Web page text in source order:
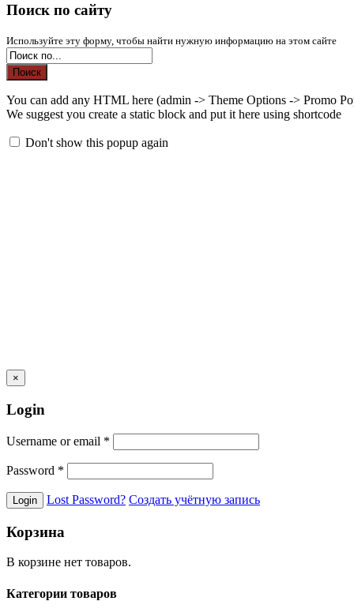
Поиск по сайту
Используйте эту форму, чтобы найти нужную информацию на этом сайте
Поиск
You can add any HTML here (admin -> Theme Options -> Promo
We suggest you create a static block and put it here using shortcode
Don't show this popup again
×
Login
Username or email *
Password *
Lost Password? Создать учётную запись
Корзина
В корзине нет товаров.
Категории товаров